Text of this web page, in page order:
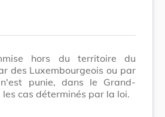
hors du territoire du
des Luxembourgeois ou par
punie, dans le Grand-
les cas déterminés par la loi.